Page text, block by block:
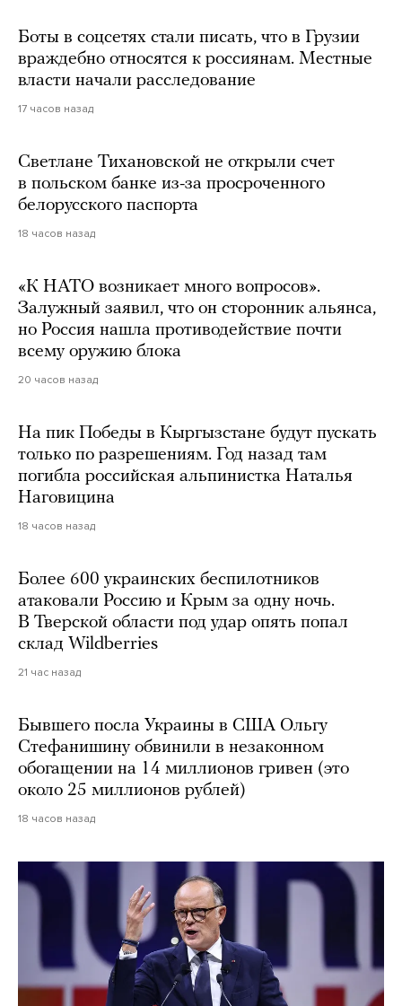
Боты в соцсетях стали писать, что в Грузии
враждебно относятся к россиянам. Местные
власти начали расследование
17 часов назад
Светлане Тихановской не открыли счет
в польском банке из-за просроченного
белорусского паспорта
18 часов назад
«К НАТО возникает много вопросов».
Залужный заявил, что он сторонник альянса,
но Россия нашла противодействие почти
всему оружию блока
20 часов назад
На пик Победы в Кыргызстане будут пускать
только по разрешениям. Год назад там
погибла российская альпинистка Наталья
Наговицина
18 часов назад
Более 600 украинских беспилотников
атаковали Россию и Крым за одну ночь.
В Тверской области под удар опять попал
склад Wildberries
21 час назад
Бывшего посла Украины в США Ольгу
Стефанишину обвинили в незаконном
обогащении на 14 миллионов гривен (это
около 25 миллионов рублей)
18 часов назад